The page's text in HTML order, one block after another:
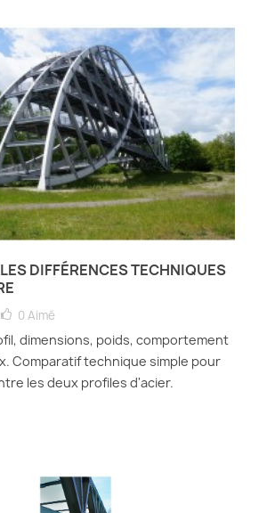
DIFFÉRENCES TECHNIQUES
0 Aimé
dimensions, poids, comportement
Comparatif technique simple pour
les deux profiles d'acier.